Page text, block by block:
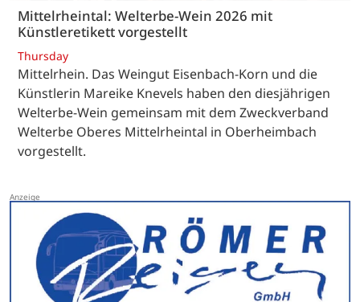
Mittelrheintal: Welterbe-Wein 2026 mit
Künstleretikett vorgestellt
Thursday
Mittelrhein. Das Weingut Eisenbach-Korn und die
Künstlerin Mareike Knevels haben den diesjährigen
Welterbe-Wein gemeinsam mit dem Zweckverband
Welterbe Oberes Mittelrheintal in Oberheimbach
vorgestellt.